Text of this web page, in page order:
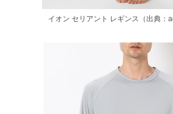
イオン セリアント レギンス（出典：